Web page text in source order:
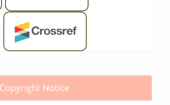
Copyright Notice